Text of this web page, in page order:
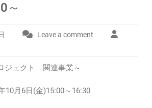
～
Leave a comment
ジェクト 関連事業～
月6日(金)15:00～16:30